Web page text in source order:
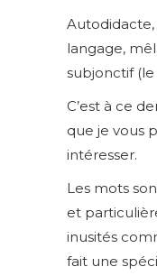
Autodidacte,
langage,
subjonctif (le
C’est à ce
que je vous
intéresser.
Les mots
et
inusités
fait une